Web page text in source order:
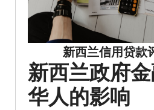
新西兰信用贷款
新西兰政府
华人的影响